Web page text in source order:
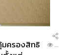
มครองสิทธิ
...